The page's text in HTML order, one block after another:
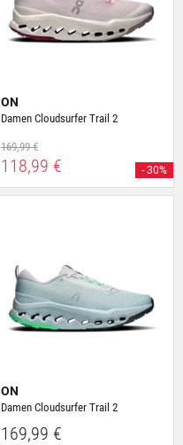
ON
Damen Cloudsurfer Trail 2
169,99 €
118,99 € - 30%
ON
Damen Cloudsurfer Trail 2
169,99 €